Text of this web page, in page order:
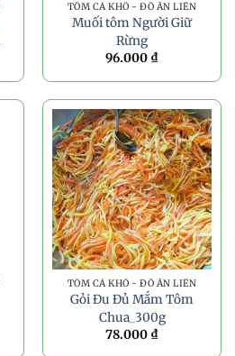
TÔM CÁ KHÔ - ĐỒ ĂN LIỀN
Muối tôm Người Giữ
Rừng
96.000 ₫
TÔM CÁ KHÔ - ĐỒ ĂN LIỀN
Gỏi Đu Đủ Mắm Tôm
Chua_300g
78.000 ₫